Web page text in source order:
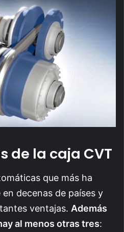
de la caja CVT
que más ha
decenas de países y
ventajas. Además
al menos otras tres: